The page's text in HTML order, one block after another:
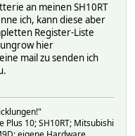
an meinen SH10RT
ich, kann diese aber
Register-Liste
hier
mail zu senden ich
Plus 10; SH10RT; Mitsubishi